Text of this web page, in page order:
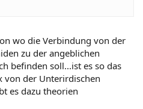
wo die Verbindung von der
zu der angeblichen
befinden soll...ist es so das
von der Unterirdischen
es dazu theorien